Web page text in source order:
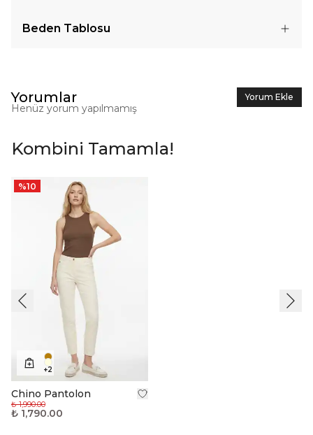
Beden Tablosu
Yorumlar Yorum Ekle
Henüz yorum yapılmamış
Kombini Tamamla!
%10
+2
Chino Pantolon
₺ 1,990.00
₺ 1,790.00